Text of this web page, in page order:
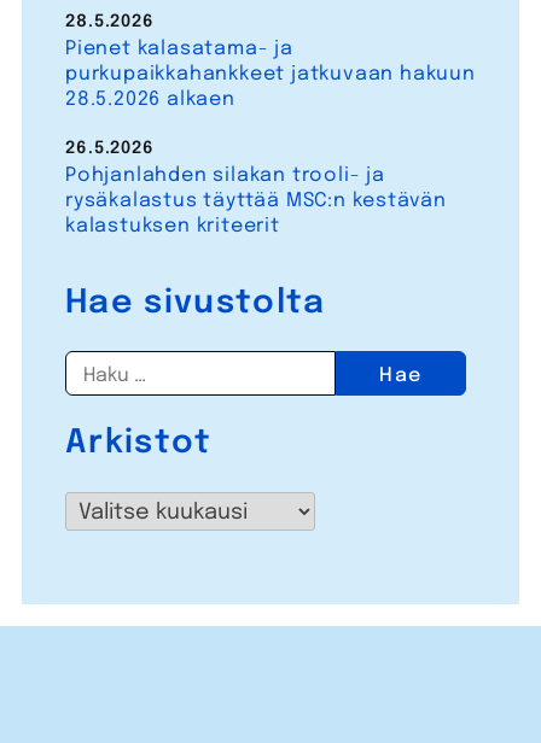
Pienet kalasatama- ja
purkupaikkahankkeet jatkuvaan hakuun
28.5.2026 alkaen
28.5.2026
Pohjanlahden silakan trooli- ja
rysäkalastus täyttää MSC:n kestävän
kalastuksen kriteerit
26.5.2026
Hae sivustolta
Haku:
Arkistot
Arkistot